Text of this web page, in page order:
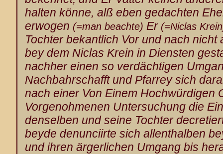
halten könne, alß eben gedachten
erwogen (=man beachte) Er (=Niclas
Tochter bekantlich Vor und nach
bey dem Niclas Krein in Diensten
nachher einen so verdächtigen
Nachbahrschafft und Pfarrey sich
nach einer Von Einem Hochwürdigen
Vorgenohmenen Untersuchung die
denselben und seine Tochter
beyde denunciirte sich allenthalben
und ihren ärgerlichen Umgang bis